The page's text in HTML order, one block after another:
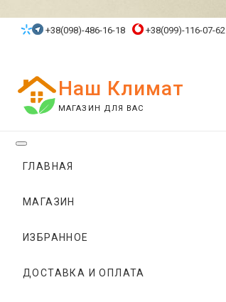
+38(098)-486-16-18 +38(099)-116-07-62
Наш Климат
МАГАЗИН ДЛЯ ВАС
ГЛАВНАЯ
МАГАЗИН
ИЗБРАННОЕ
ДОСТАВКА И ОПЛАТА